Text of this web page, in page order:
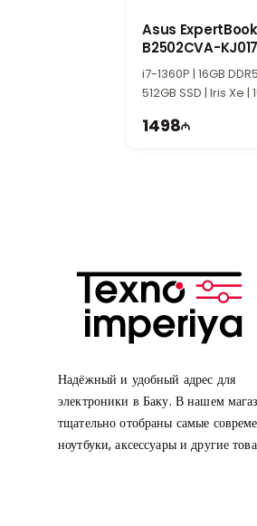
Asus
B2502CVA-
90NX06F1-
i7-1360P | 16GB
512GB SSD | Iris Xe |
1498
Надёжный и удобный адрес для
электроники в Баку. В нашем
тщательно отобраны самые
ноутбуки, аксессуары и другие